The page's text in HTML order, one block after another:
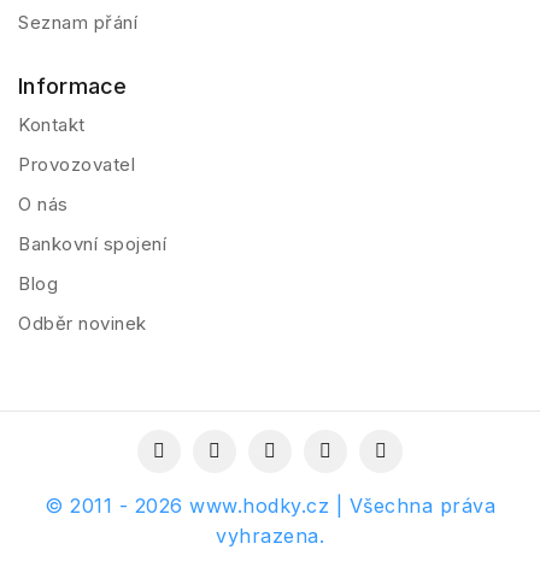
Seznam přání
Informace
Kontakt
Provozovatel
O nás
Bankovní spojení
Blog
Odběr novinek
© 2011 - 2026 www.hodky.cz | Všechna práva
vyhrazena.